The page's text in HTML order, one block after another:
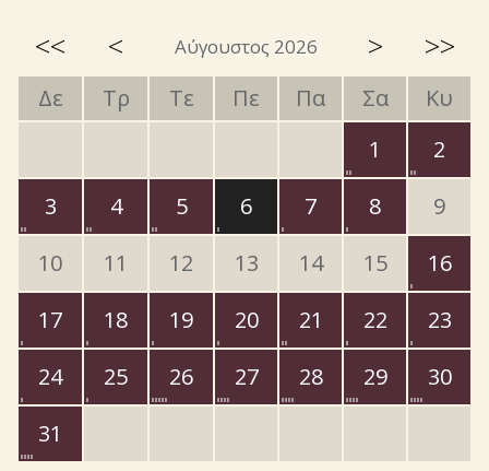
<< < Αύγουστος 2026 > >>
Δε Τρ Τε Πε Πα Σα
Κυ
1
2
3
4 5 6 7 8
9
10
11 12 13 14 15
16
17
18 19 20 21 22
23
24
25 26 27 28 29
30
31